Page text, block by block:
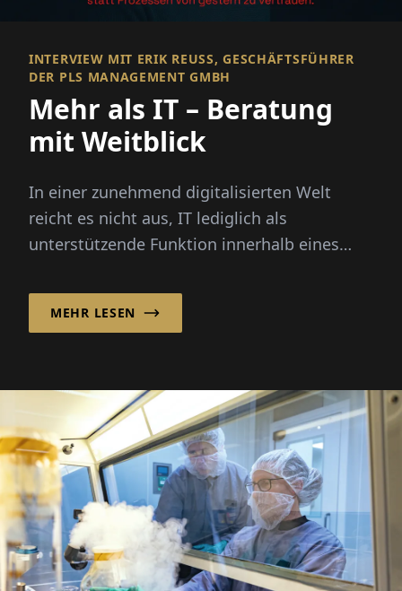
INTERVIEW MIT ERIK REUSS, GESCHÄFTSFÜHRER D
ER PLS MANAGEMENT GMBH
Mehr als IT – Beratung
mit Weitblick
In einer zunehmend digitalisierten Welt
reicht es nicht aus, IT lediglich als
unterstützende Funktion innerhalb eines
MEHR LESEN